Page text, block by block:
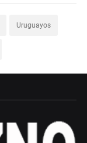
Uruguayos